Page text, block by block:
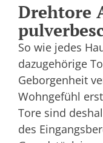
Drehtore
So wie jedes
dazugehörige
Geborgenheit
Wohngefühl
Tore sind
des